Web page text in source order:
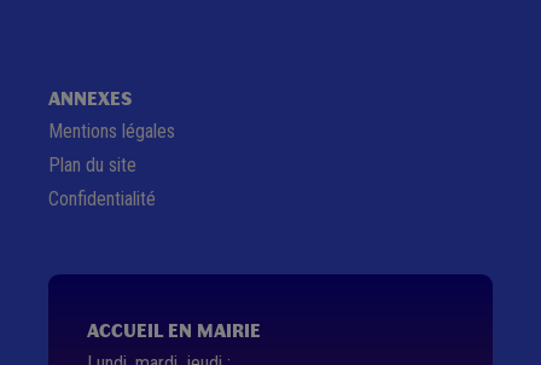
ANNEXES
Mentions légales
Plan du site
Confidentialité
ACCUEIL EN MAIRIE